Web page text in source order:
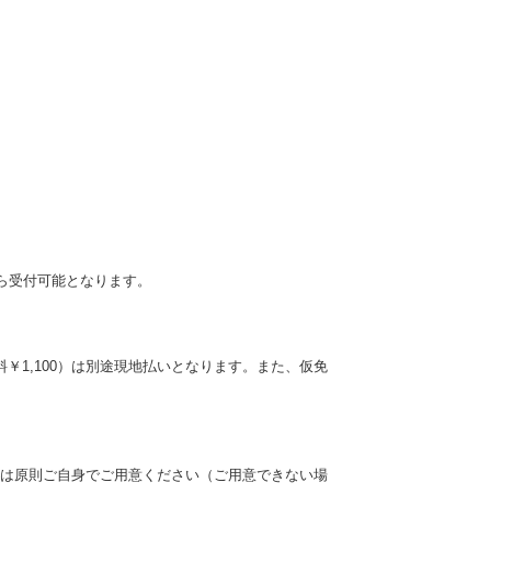
付可能となります。
1,100）は別途現地払いとなります。また、仮免
原則ご自身でご用意ください（ご用意できない場